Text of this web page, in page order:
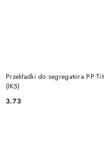
Przekładki do segregatora PP
(IK5)
Cena:
3.73